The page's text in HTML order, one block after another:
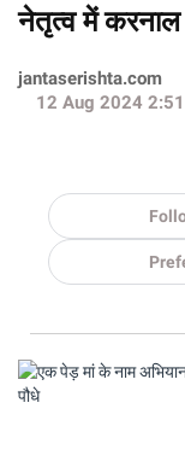
नेतृत्व में करनाल
jantaserishta.com
12 Aug 2024